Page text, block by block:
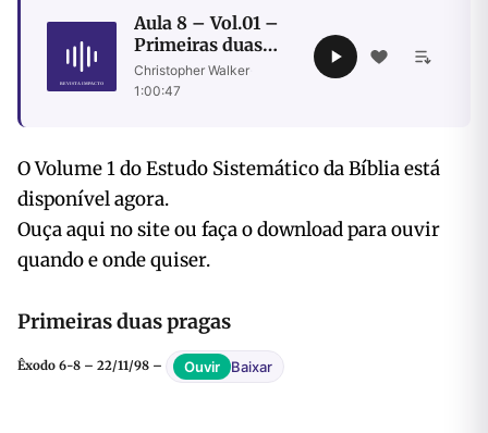
Aula 8 – Vol.01 –
Primeiras duas
pragas
Christopher Walker
1:00:47
O Volume 1 do Estudo Sistemático da Bíblia está
disponível agora.
Ouça aqui no site ou faça o download para ouvir
quando e onde quiser.
Primeiras duas pragas
Êxodo 6-8 – 22/11/98 – Ouvir Baixar